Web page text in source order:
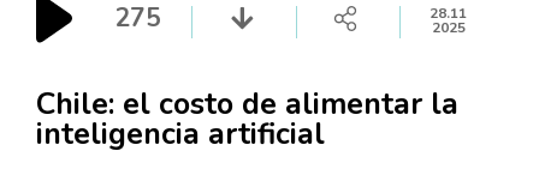
Chile: el costo de alimentar la
inteligencia artificial
275 28.11
2025